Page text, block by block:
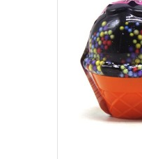
Детская
Товары для
Новогодние
Детская мебель
Детская посуда
Детская книга
Товары для
Уход и гигиена
Канцелярские